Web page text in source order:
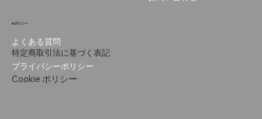
■ポリシー
よくある質問
特定商取引法に基づく表記
プライバシーポリシー
Cookie ポリシー